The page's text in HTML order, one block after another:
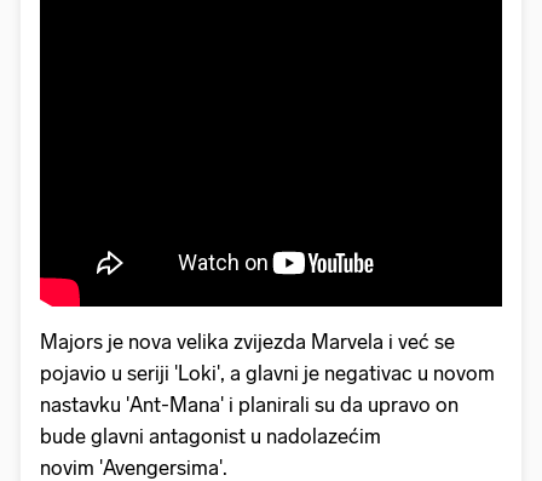
Majors je nova velika zvijezda Marvela i već se
pojavio u seriji 'Loki', a glavni je negativac u novom
nastavku 'Ant-Mana' i planirali su da upravo on
bude glavni antagonist u nadolazećim
novim 'Avengersima'.